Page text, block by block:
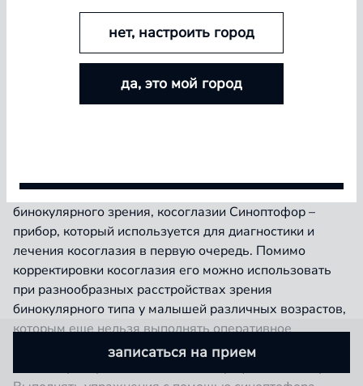
в группу риска. Назначается при: Нарушении
бинокулярного зрения, косоглазии Синоптофор –
прибор, который используется для диагностики и
лечения косоглазия в первую очередь. Помимо
корректировки косоглазия его можно использовать
при разнообразных расстройствах зрения
бинокулярного типа у малышей различных возрастов,
которым еще нельзя выполнять оперативное
вмешательство. Помимо лечебной и диагностической
записаться на прием
БОЛЬШЕ ЛИНЗ — БОЛЬШЕ СКИДКА
Покупайте контактные линзы Airway и увеличивайте
размер скидки — от 5% до 15%
нет, настроить город
да, это мой город